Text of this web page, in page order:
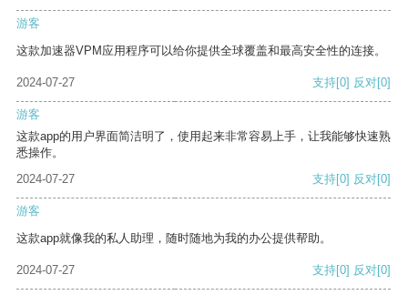
游客
这款加速器VPM应用程序可以给你提供全球覆盖和最高安全性的连接。
2024-07-27 支持[0] 反对[0]
游客
这款app的用户界面简洁明了，使用起来非常容易上手，让我能够快速熟
悉操作。
2024-07-27
支持[0] 反对[0]
游客
这款app就像我的私人助理，随时随地为我的办公提供帮助。
2024-07-27 支持[0] 反对[0]